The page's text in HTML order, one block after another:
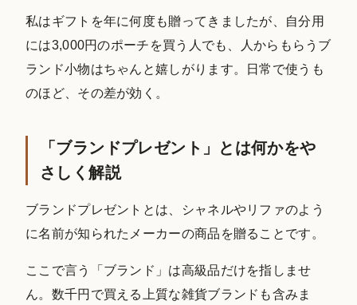
私はギフトを年に何度も贈ってきましたが、自分用
には3,000円のポーチを買う人でも、人からもらうブ
ランド小物はちゃんと嬉しがります。日常で使うも
のほど、その差が効く。
「ブランドプレゼント」とは何かをや
さしく解説
ブランドプレゼントとは、シャネルやリファのよう
に名前が知られたメーカーの商品を贈ることです。
ここで言う「ブランド」は高級品だけを指しませ
ん。数千円で買える上質な雑貨ブランドも含みま